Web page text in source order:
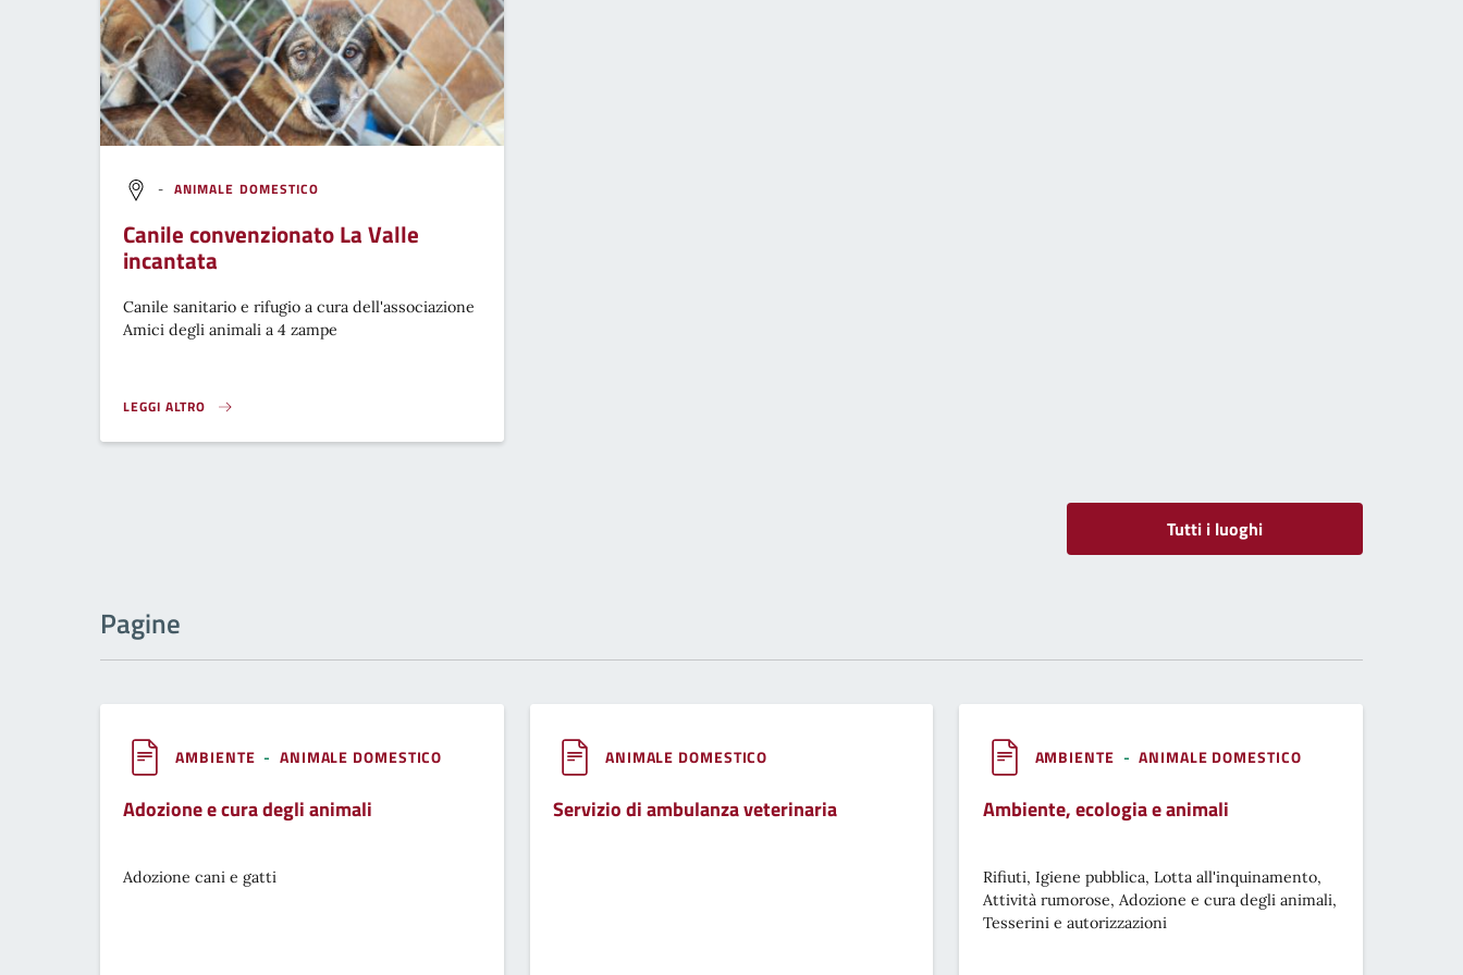
- ANIMALE DOMESTICO
Canile convenzionato La Valle
incantata
Canile sanitario e rifugio a cura dell'associazione
Amici degli animali a 4 zampe
LEGGI ALTRO
}
Tutti i luoghi
Pagine
AMBIENTE - ANIMALE DOMESTICO
Adozione e cura degli animali
Adozione cani e gatti
ANIMALE DOMESTICO
Servizio di ambulanza veterinaria
AMBIENTE -ANIMALE DOMESTICO
Ambiente, ecologia e animali
Rifiuti, Igiene pubblica, Lotta all'inquinamento,
Attività rumorose, Adozione e cura degli animali,
Tesserini e autorizzazioni